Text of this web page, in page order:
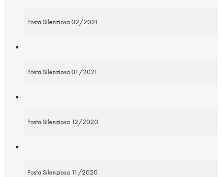
Posta Silenziosa 02/2021
Posta Silenziosa 01/2021
Posta Silenziosa 12/2020
Posta Silenziosa 11/2020